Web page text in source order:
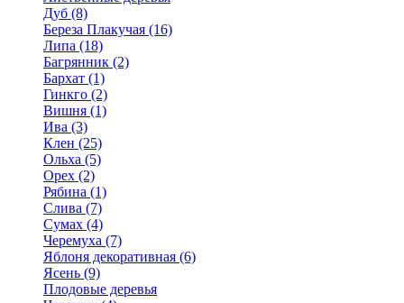
Дуб (8)
Береза Плакучая (16)
Липа (18)
Багрянник (2)
Бархат (1)
Гинкго (2)
Вишня (1)
Ива (3)
Клен (25)
Ольха (5)
Орех (2)
Рябина (1)
Слива (7)
Сумах (4)
Черемуха (7)
Яблоня декоративная (6)
Ясень (9)
Плодовые деревья